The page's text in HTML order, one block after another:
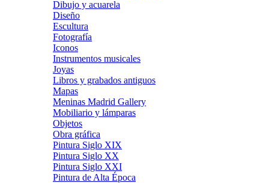
Dibujo y acuarela
Diseño
Escultura
Fotografía
Iconos
Instrumentos musicales
Joyas
Libros y grabados antiguos
Mapas
Meninas Madrid Gallery
Mobiliario y lámparas
Objetos
Obra gráfica
Pintura Siglo XIX
Pintura Siglo XX
Pintura Siglo XXI
Pintura de Alta Época